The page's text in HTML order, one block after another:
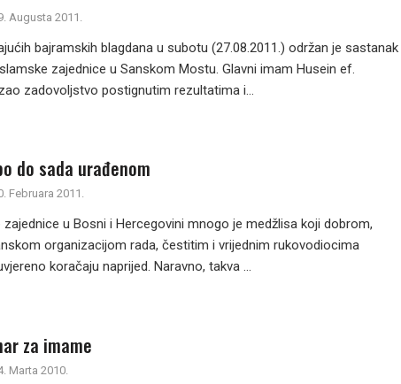
Augusta 2011.
bajramskih blagdana u subotu (27.08.2011.) održan je sastanak
zajednice u Sanskom Mostu. Glavni imam Husein ef.
zadovoljstvo postignutim rezultatima i...
do sada urađenom
Februara 2011.
zajednice u Bosni i Hercegovini mnogo je medžlisa koji dobrom,
organizacijom rada, čestitim i vrijednim rukovodiocima
koračaju naprijed. Naravno, takva ...
za imame
Marta 2010.